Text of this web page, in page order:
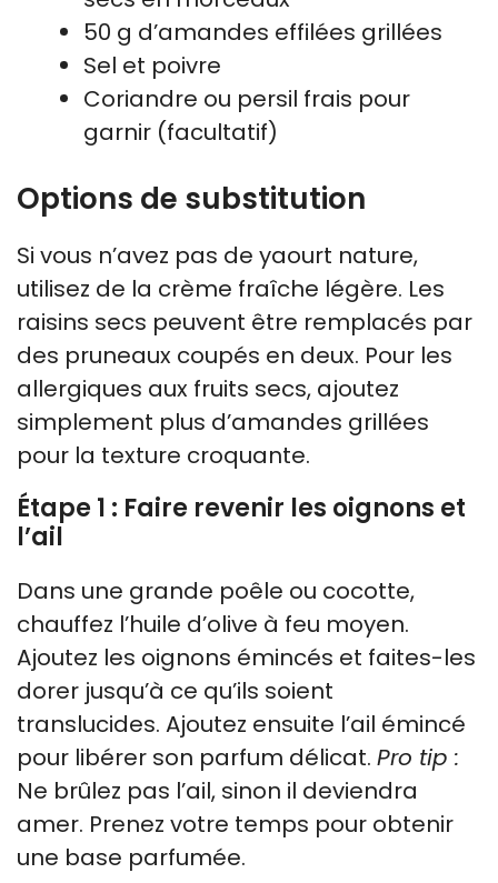
50 g d’amandes effilées grillées
Sel et poivre
Coriandre ou persil frais pour
garnir (facultatif)
Options de substitution
Si vous n’avez pas de yaourt nature,
utilisez de la crème fraîche légère. Les
raisins secs peuvent être remplacés par
des pruneaux coupés en deux. Pour les
allergiques aux fruits secs, ajoutez
simplement plus d’amandes grillées
pour la texture croquante.
Étape 1 : Faire revenir les oignons et
l’ail
Dans une grande poêle ou cocotte,
chauffez l’huile d’olive à feu moyen.
Ajoutez les oignons émincés et faites-les
dorer jusqu’à ce qu’ils soient
translucides. Ajoutez ensuite l’ail émincé
pour libérer son parfum délicat. Pro tip :
Ne brûlez pas l’ail, sinon il deviendra
amer. Prenez votre temps pour obtenir
une base parfumée.